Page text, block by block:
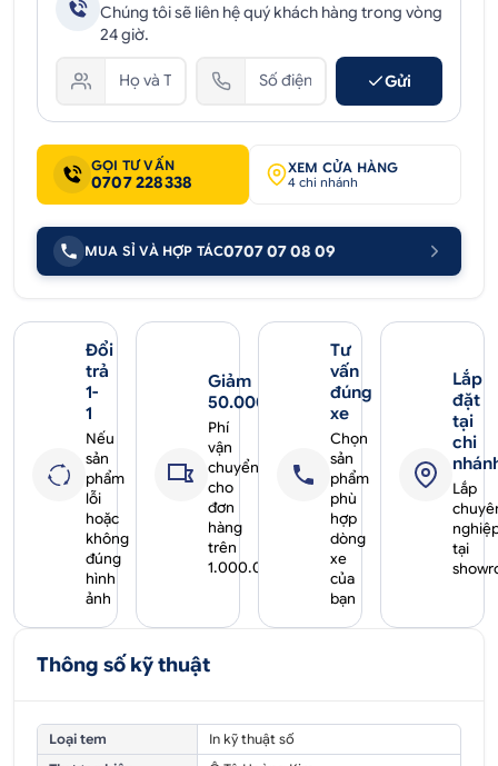
Chúng tôi sẽ liên hệ quý khách hàng trong vòng
24 giờ.
Gửi
GỌI TƯ VẤN
0707 228338
XEM CỬA HÀNG
4 chi nhánh
MUA SỈ VÀ HỢP TÁC0707 07 08 09
Đổi
trả
1-
1
Nếu
sản
phẩm
lỗi
hoặc
không
đúng
hình
ảnh
Giảm
50.000₫
Phí
vận
chuyển
cho
đơn
hàng
trên
1.000.000₫
Tư
vấn
đúng
xe
Chọn
sản
phẩm
phù
hợp
dòng
xe
của
bạn
Lắp
đặt
tại
chi
Lắp
tại
Thông số kỹ thuật
Loại tem
In kỹ thuật số